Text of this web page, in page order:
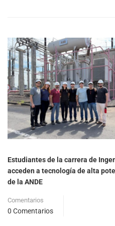
Estudiantes de la carrera de
acceden a tecnología de alta
de la ANDE
Comentarios
0 Comentarios